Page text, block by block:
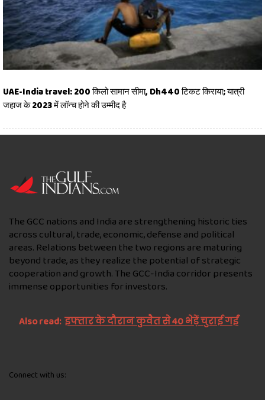
UAE-India travel: 200 किलो सामान सीमा, Dh440 टिकट किराया; यात्री
जहाज के 2023 में लॉन्च होने की उम्मीद है
The GCC nations and India are strengthening historic ties
across cultural, trade, economic, defense and political
areas. Relations between the two regions are maturing
beyond trade, as they realize the potential of strategic
cooperation and growth. The GCC-India corridor presents
immense opportunities for investors.
Also read: इफ्तार के दौरान कुवैत से 40 भेड़ें चुराई गईं
Connect with us: